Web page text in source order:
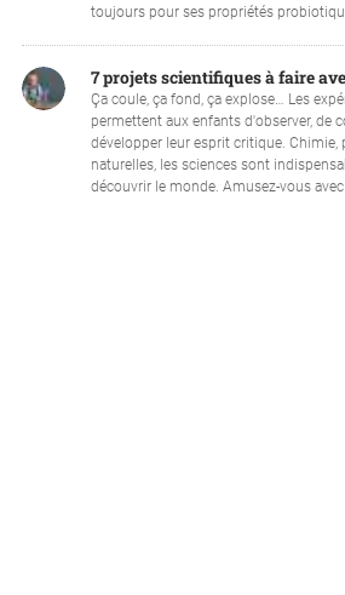
toujours pour ses propriétés
7 projets scientifiques à faire
Ça coule, ça fond, ça explose… Les
permettent aux enfants d'observer, de
développer leur esprit critique. Chimie,
naturelles, les sciences sont
découvrir le monde. Amusez-vous avec